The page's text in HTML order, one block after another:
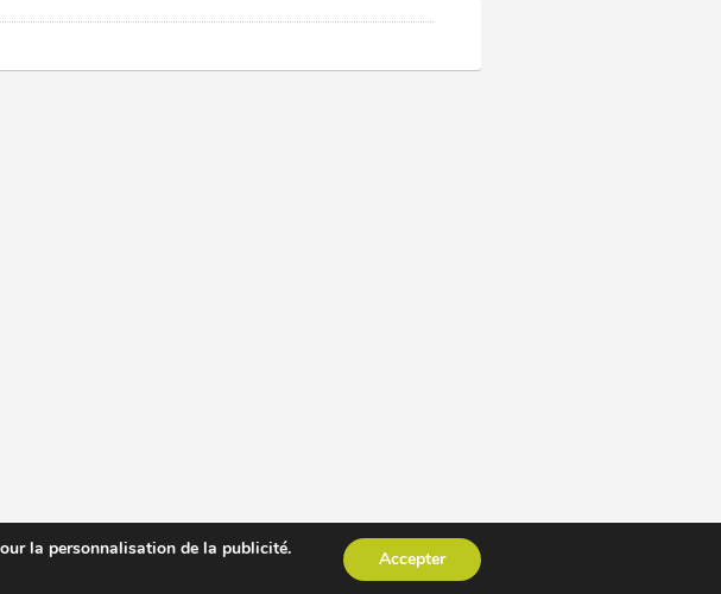
la personnalisation de la publicité.
Accepter